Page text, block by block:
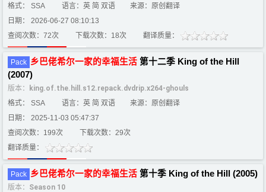
格式： SSA
语言：英 简 双语
来源：原创翻译
日期： 2026-06-27 08:10:13
查阅次数：72次
下载次数：18次 翻译质量：
Pack 乡 巴佬希尔一家的幸福生活 第十二季 King of the Hill
(2007)
版本：
king.of.the.hill.s12.repack.dvdrip.x264-ghouls
格式： SSA
语言：英 简 双语
来源：原创翻译
日期： 2025-11-03 05:47:37
查阅次数：199次
下载次数：29次
翻译质量：
Pack 乡 巴佬希尔一家的幸福生活 第十季 King of the Hill (2005)
版本： Season 10